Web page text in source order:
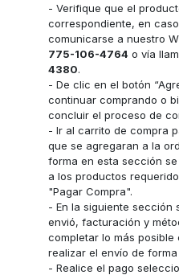
- Verifique que el
correspondiente, en
comunicarse a nuestro
775-106-4764 o vía
4380.
- De clic en el botón
continuar comprando o
concluir el proceso de
- Ir al carrito de compra
que se agregaran a la
forma en esta sección
a los productos
"Pagar Compra".
- En la siguiente sección
envió, facturación y
completar lo más
realizar el envío de
- Realice el pago